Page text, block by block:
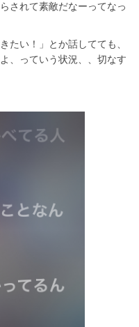
されて素敵だなーってなっ
たい！」とか話してても、
、っていう状況、、切なす